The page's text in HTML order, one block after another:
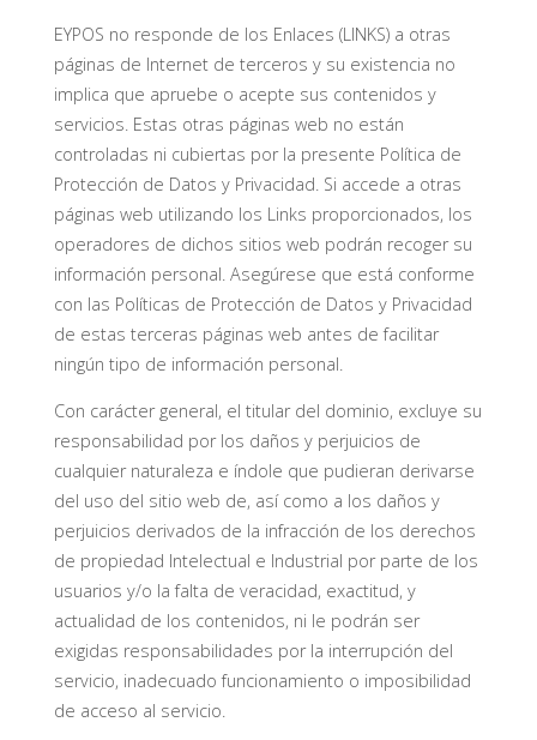
EYPOS no responde de los Enlaces (LINKS) a otras
páginas de Internet de terceros y su existencia no
implica que apruebe o acepte sus contenidos y
servicios. Estas otras páginas web no están
controladas ni cubiertas por la presente Política de
Protección de Datos y Privacidad. Si accede a otras
páginas web utilizando los Links proporcionados, los
operadores de dichos sitios web podrán recoger su
información personal. Asegúrese que está conforme
con las Políticas de Protección de Datos y Privacidad
de estas terceras páginas web antes de facilitar
ningún tipo de información personal.
Con carácter general, el titular del dominio, excluye su
responsabilidad por los daños y perjuicios de
cualquier naturaleza e índole que pudieran derivarse
del uso del sitio web de, así como a los daños y
perjuicios derivados de la infracción de los derechos
de propiedad Intelectual e Industrial por parte de los
usuarios y/o la falta de veracidad, exactitud, y
actualidad de los contenidos, ni le podrán ser
exigidas responsabilidades por la interrupción del
servicio, inadecuado funcionamiento o imposibilidad
de acceso al servicio.